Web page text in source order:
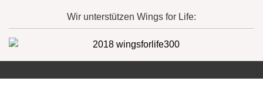
Wir unterstützen Wings for Life: